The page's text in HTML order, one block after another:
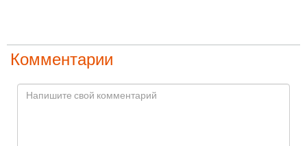
Комментарии